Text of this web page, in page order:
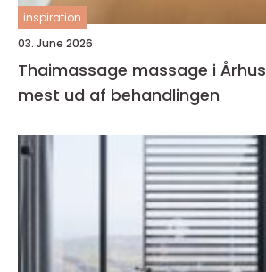
inspiration
03. June 2026
Thaimassage massage i Århus sådan får du
mest ud af behandlingen